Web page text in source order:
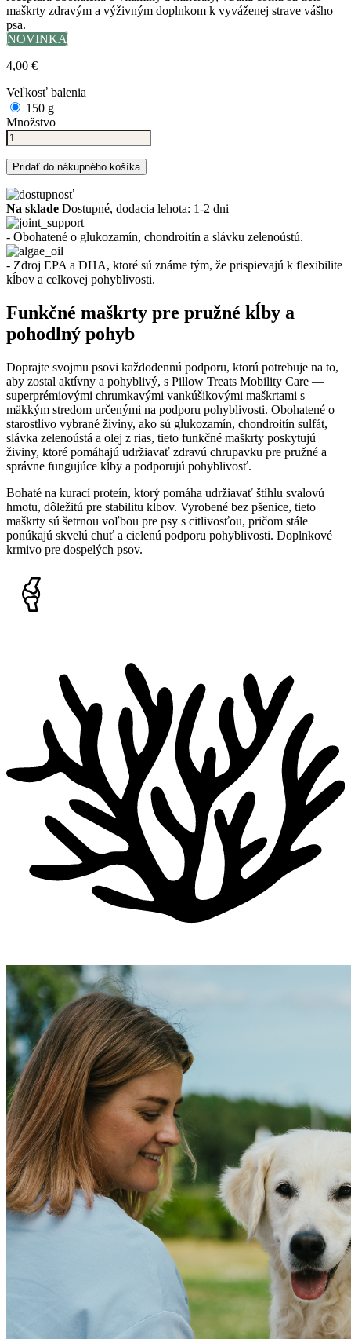
maškrty zdravým a výživným doplnkom k vyváženej strave vášho
psa.
NOVINKA
4,00 €
Veľkosť balenia
150 g
Množstvo
Pridať do nákupného košíka
Na sklade Dostupné, dodacia lehota: 1-2 dni
- Obohatené o glukozamín, chondroitín a slávku zelenoústú.
- Zdroj EPA a DHA, ktoré sú známe tým, že prispievajú k flexibilite
kĺbov a celkovej pohyblivosti.
Funkčné maškrty pre pružné kĺby a
pohodlný pohyb
Doprajte svojmu psovi každodennú podporu, ktorú potrebuje na to,
aby zostal aktívny a pohyblivý, s Pillow Treats Mobility Care —
superprémiovými chrumkavými vankúšikovými maškrtami s
mäkkým stredom určenými na podporu pohyblivosti. Obohatené o
starostlivo vybrané živiny, ako sú glukozamín, chondroitín sulfát,
slávka zelenoústá a olej z rias, tieto funkčné maškrty poskytujú
živiny, ktoré pomáhajú udržiavať zdravú chrupavku pre pružné a
správne fungujúce kĺby a podporujú pohyblivosť.
Bohaté na kurací proteín, ktorý pomáha udržiavať štíhlu svalovú
hmotu, dôležitú pre stabilitu kĺbov. Vyrobené bez pšenice, tieto
maškrty sú šetrnou voľbou pre psy s citlivosťou, pričom stále
ponúkajú skvelú chuť a cielenú podporu pohyblivosti. Doplnkové
krmivo pre dospelých psov.